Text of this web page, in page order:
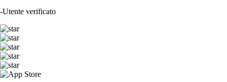
-Utente verificato